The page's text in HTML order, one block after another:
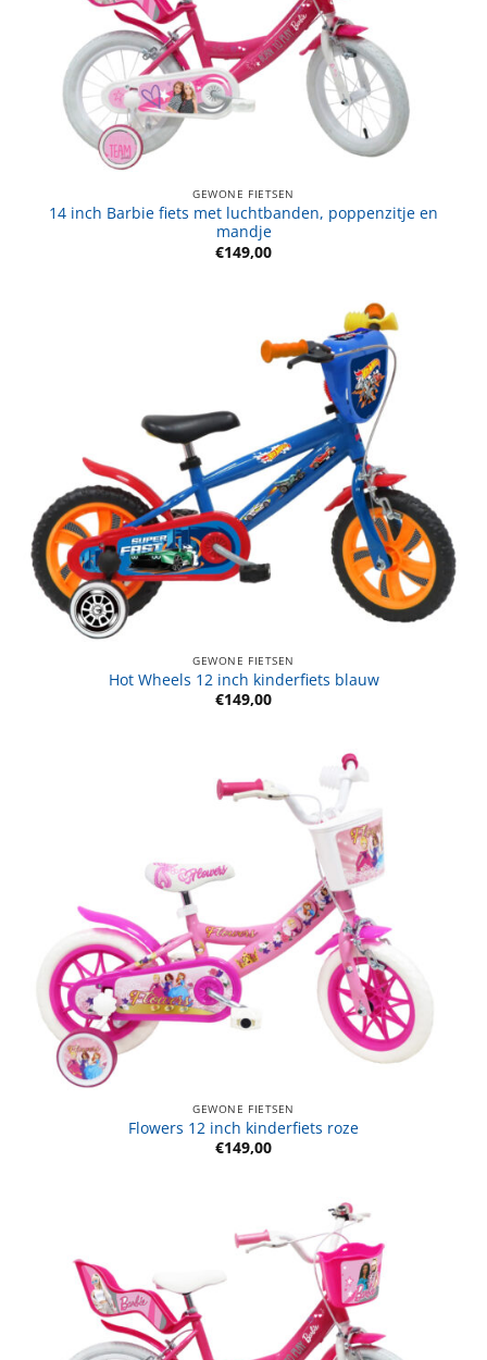
GEWONE FIETSEN
14 inch Barbie fiets met luchtbanden, poppenzitje en
mandje
€149,00
GEWONE FIETSEN
Hot Wheels 12 inch kinderfiets blauw
€149,00
GEWONE FIETSEN
Flowers 12 inch kinderfiets roze
€149,00